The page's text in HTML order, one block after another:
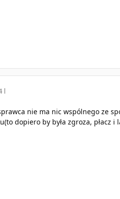
l
nie ma nic wspólnego ze
dopiero by była zgroza, płacz i